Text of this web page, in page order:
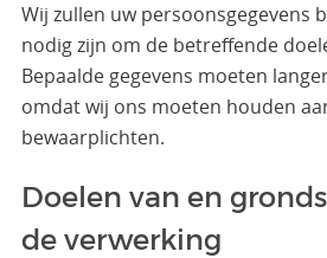
Wij zullen uw persoonsgegevens
nodig zijn om de betreffende
Bepaalde gegevens moeten
omdat wij ons moeten houden
bewaarplichten.
Doelen van en
de verwerking